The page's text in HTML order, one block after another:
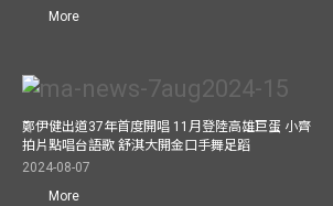
More
鄭伊健出道37年首度開唱 11月登陸高雄巨蛋 小齊
拍片點唱台語歌 舒淇大開金口手舞足蹈
2024-08-07
More